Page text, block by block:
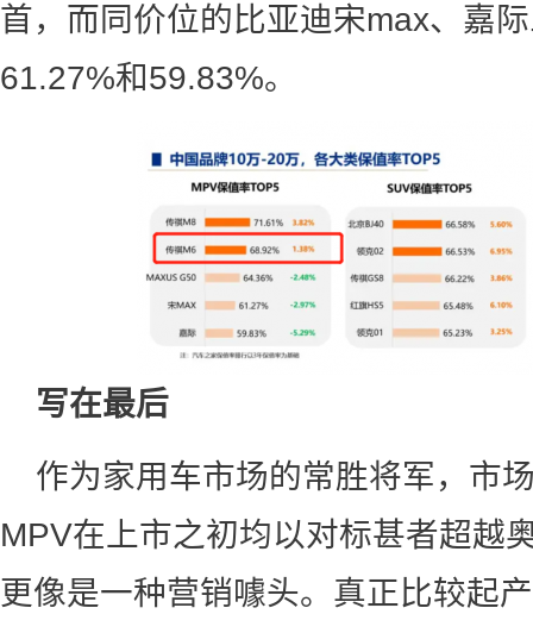
首，而同价位的比亚迪宋max、嘉
61.27%和59.83%。
写在最后
作为家用车市场的常胜将军，市
MPV在上市之初均以对标甚者超越
更像是一种营销噱头。真正比较起